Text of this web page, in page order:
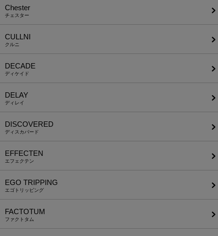
Chester
チェスター
CULLNI
クルニ
DECADE
ディケイド
DELAY
ディレイ
DISCOVERED
ディスカバード
EFFECTEN
エフェクテン
EGO TRIPPING
エゴトリッピング
FACTOTUM
ファクトタム